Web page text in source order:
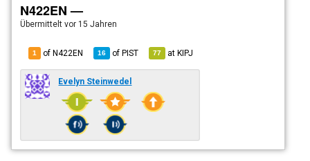
N422EN —
Übermitteltvor 15 Jahren
1 of N422EN 16 ofPIST 77 atKIPJ
Evelyn Steinwedel